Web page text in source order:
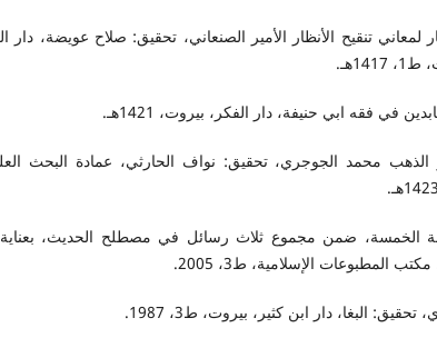
لمعاني تنقيح الأنظار الأمير الصنعاني، تحقيق: صلاح عويضة، دار
في فقه ابي حنيفة، دار الفكر، بيروت، 1421هـ.
محمد الجوجري، تحقيق: نواف الحارثي، عمادة البحث
الخمسة، ضمن مجموع ثلاث رسائل في مصطلح الحديث،
المطبوعات الإسلامية، ط3، 2005.
البغا، دار ابن كثير، بيروت، ط3، 1987.